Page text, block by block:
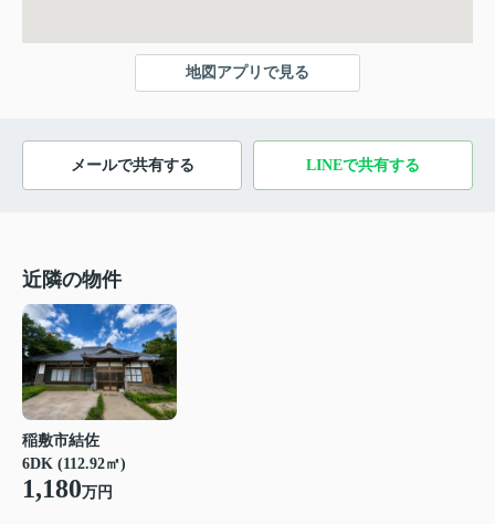
地図アプリで見る
メールで共有する LINEで共有する
近隣の物件
稲敷市結佐
6DK (112.92㎡)
1,180万円